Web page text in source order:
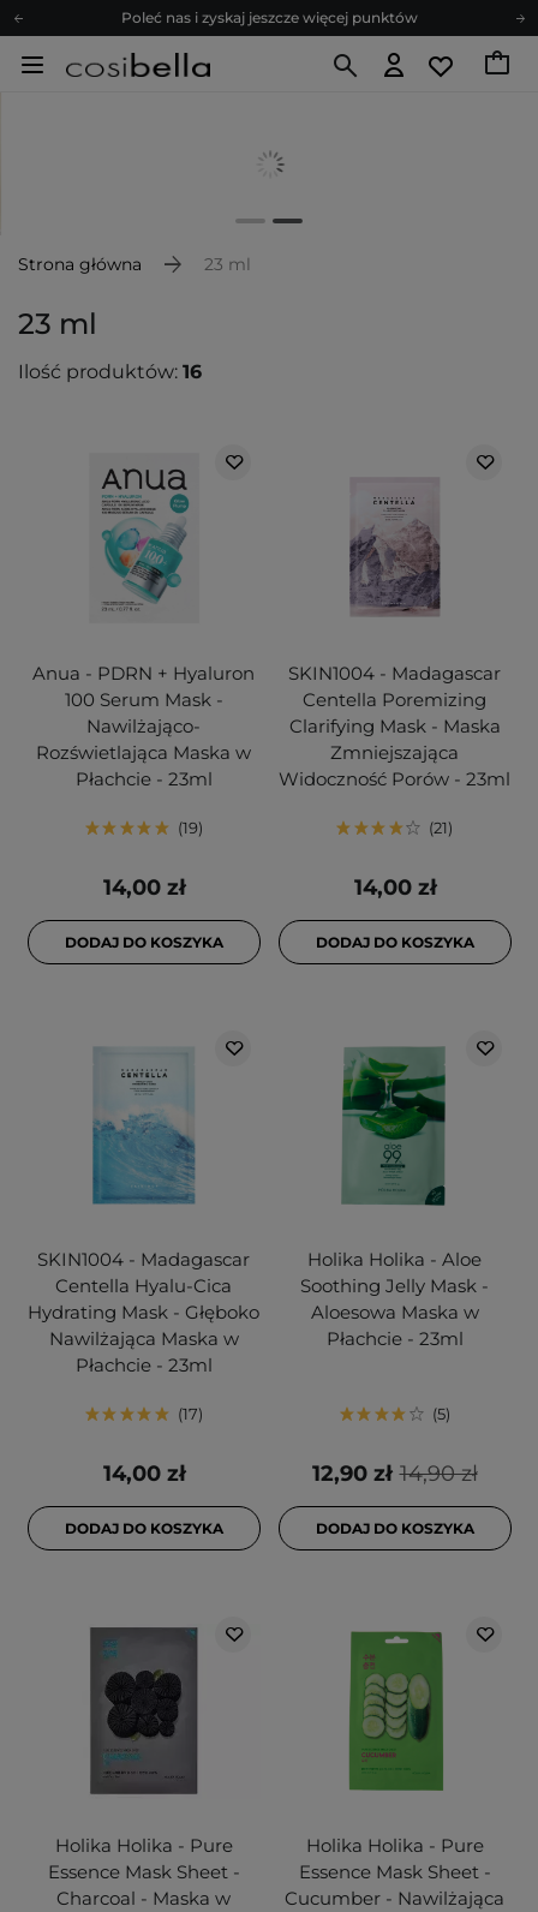
Poleć nas i zyskaj jeszcze więcej punktów
Zapisz się na newsletter pełen porad
Poleć nas i zyskaj jeszcze więcej punktów
Strona główna 23 ml
23 ml
Ilość produktów: 16
Anua - PDRN + Hyaluron
100 Serum Mask -
Nawilżająco-
Rozświetlająca Maska w
Płachcie - 23ml
19
14,00 zł
DODAJ DO KOSZYKA
SKIN1004 - Madagascar
Centella Poremizing
Clarifying Mask - Maska
Zmniejszająca
Widoczność Porów - 23ml
21
14,00 zł
DODAJ DO KOSZYKA
SKIN1004 - Madagascar
Centella Hyalu-Cica
Hydrating Mask - Głęboko
Nawilżająca Maska w
Płachcie - 23ml
17
14,00 zł
DODAJ DO KOSZYKA
Holika Holika - Aloe
Soothing Jelly Mask -
Aloesowa Maska w
Płachcie - 23ml
5
14,90 zł
12,90 zł
DODAJ DO KOSZYKA
Holika Holika - Pure
Essence Mask Sheet -
Charcoal - Maska w
Holika Holika - Pure
Essence Mask Sheet -
Cucumber - Nawilżająca